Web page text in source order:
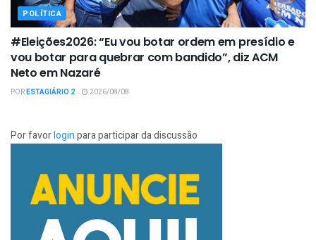
POLÍTICA
#Eleições2026: “Eu vou botar ordem em presídio e
vou botar para quebrar com bandido”, diz ACM
Neto em Nazaré
PORESTAGIÁRIO 2 2026/08/08
Por favorloginpara participar da discussão